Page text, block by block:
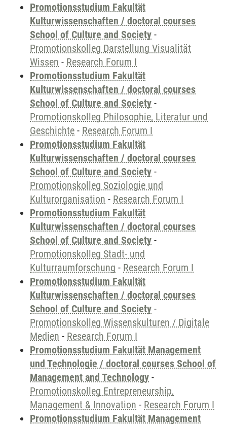
Promotionsstudium Fakultät
Kulturwissenschaften / doctoral courses
School of Culture and Society -
Promotionskolleg Darstellung Visualität
Wissen - Research Forum I
Promotionsstudium Fakultät
Kulturwissenschaften / doctoral courses
School of Culture and Society -
Promotionskolleg Philosophie, Literatur und
Geschichte - Research Forum I
Promotionsstudium Fakultät
Kulturwissenschaften / doctoral courses
School of Culture and Society -
Promotionskolleg Soziologie und
Kulturorganisation - Research Forum I
Promotionsstudium Fakultät
Kulturwissenschaften / doctoral courses
School of Culture and Society -
Promotionskolleg Stadt- und
Kulturraumforschung - Research Forum I
Promotionsstudium Fakultät
Kulturwissenschaften / doctoral courses
School of Culture and Society -
Promotionskolleg Wissenskulturen / Digitale
Medien - Research Forum I
Promotionsstudium Fakultät Management
und Technologie / doctoral courses School of
Management and Technology -
Promotionskolleg Entrepreneurship,
Management & Innovation - Research Forum I
Promotionsstudium Fakultät Management